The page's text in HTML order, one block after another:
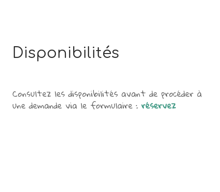
Disponibilités
Consultez les disponibilités avant de procéder à
une demande via le formulaire : réservez